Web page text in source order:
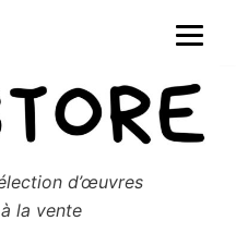
d’œuvres
la vente